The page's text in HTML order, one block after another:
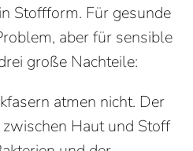
Stoffform. Für gesunde
aber für sensible
große Nachteile:
atmen nicht. Der
Haut und Stoff